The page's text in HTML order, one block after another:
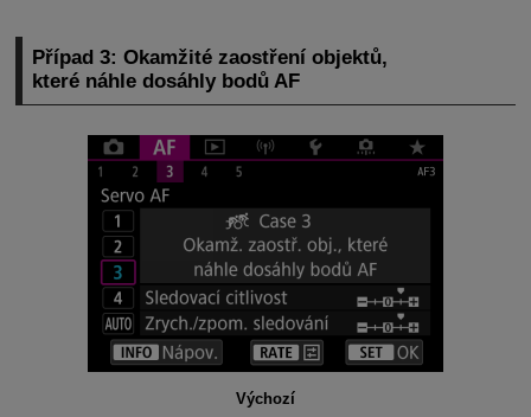
Případ 3: Okamžité zaostření objektů,
které náhle dosáhly bodů AF
Výchozí